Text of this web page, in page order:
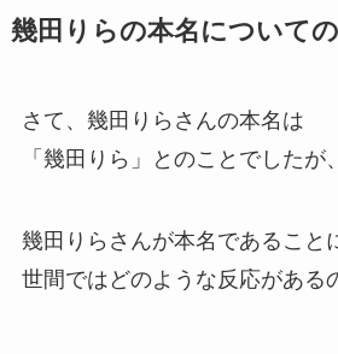
幾田りらの本名について
さて、幾田りらさんの本名は
「幾田りら」とのことでしたが、
幾田りらさんが本名であること
世間ではどのような反応がある